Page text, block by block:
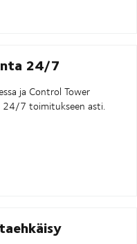
24/7
ja Control Tower
24/7 toimitukseen asti.